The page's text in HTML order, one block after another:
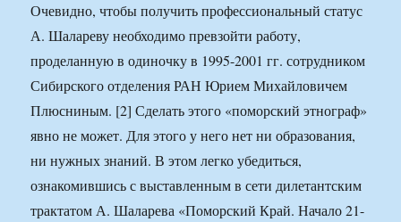
Очевидно, чтобы получить профессиональный статус
А. Шалареву необходимо превзойти работу,
проделанную в одиночку в 1995-2001 гг. сотрудником
Сибирского отделения РАН Юрием Михайловичем
Плюсниным. [2] Сделать этого «поморский этнограф»
явно не может. Для этого у него нет ни образования,
ни нужных знаний. В этом легко убедиться,
ознакомившись с выставленным в сети дилетантским
трактатом А. Шаларева «Поморский Край. Начало 21-